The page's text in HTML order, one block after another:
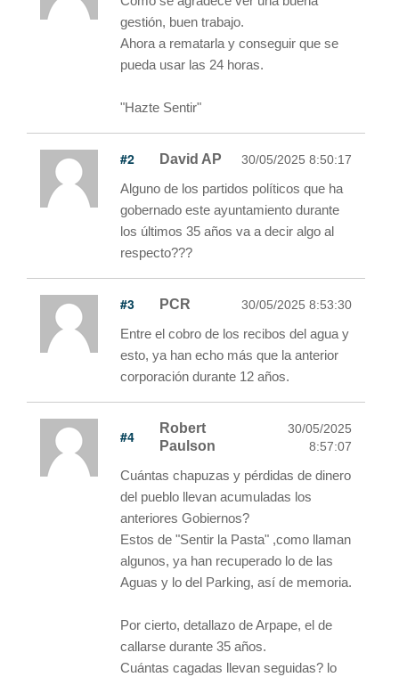
gestión, buen trabajo.
Ahora a rematarla y conseguir que se
pueda usar las 24 horas.
"Hazte Sentir"
#2 David AP 30/05/2025 8:50:17
Alguno de los partidos políticos que ha
gobernado este ayuntamiento durante
los últimos 35 años va a decir algo al
respecto???
#3 PCR 30/05/2025 8:53:30
Entre el cobro de los recibos del agua y
esto, ya han echo más que la anterior
corporación durante 12 años.
#4
Robert
Paulson
30/05/2025
8:57:07
Cuántas chapuzas y pérdidas de dinero
del pueblo llevan acumuladas los
anteriores Gobiernos?
Estos de "Sentir la Pasta" ,como llaman
algunos, ya han recuperado lo de las
Aguas y lo del Parking, así de memoria.
Por cierto, detallazo de Arpape, el de
callarse durante 35 años.
Cuántas cagadas llevan seguidas? lo